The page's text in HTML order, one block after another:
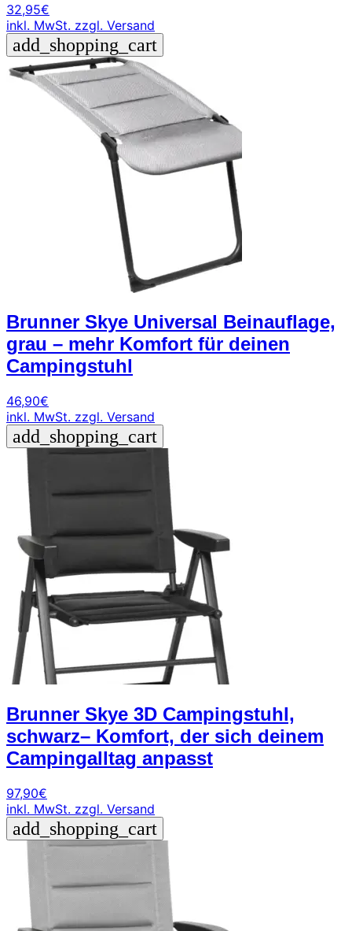
32,95€
inkl. MwSt. zzgl. Versand
add_shopping_cart
Brunner Skye Universal Beinauflage,
grau – mehr Komfort für deinen
Campingstuhl
46,90€
inkl. MwSt. zzgl. Versand
add_shopping_cart
Brunner Skye 3D Campingstuhl,
schwarz– Komfort, der sich deinem
Campingalltag anpasst
97,90€
inkl. MwSt. zzgl. Versand
add_shopping_cart